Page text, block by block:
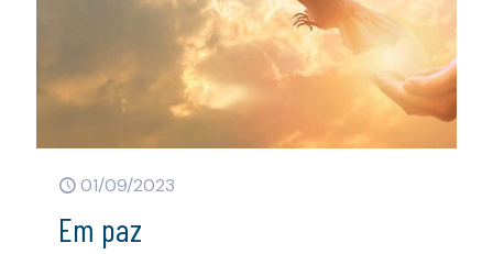
01/09/2023
Em paz